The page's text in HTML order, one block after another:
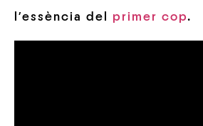
l’essència del primer cop.